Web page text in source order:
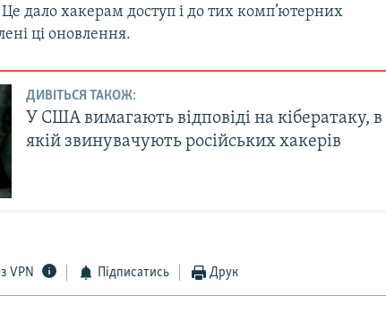
дало хакерам доступ і до тих комп’ютерних
ці оновлення.
ДИВІТЬСЯ ТАКОЖ:
У США вимагають відповіді на кібератаку, в
якій звинувачують російських хакерів
VPN Підписатись Друк